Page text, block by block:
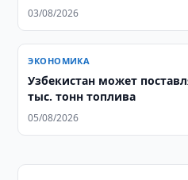
03/08/2026
ЭКОНОМИКА
Узбекистан может
тыс. тонн топлива
05/08/2026